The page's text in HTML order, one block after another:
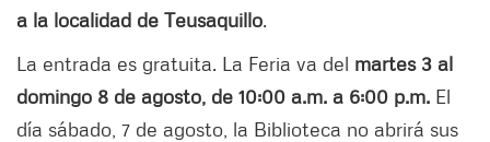
a la localidad de Teusaquillo.
La entrada es gratuita. La Feria va del martes 3 al
domingo 8 de agosto, de 10:00 a.m. a 6:00 p.m. El
día sábado, 7 de agosto, la Biblioteca no abrirá sus